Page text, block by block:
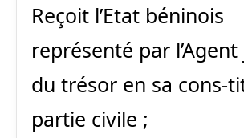
Reçoit l’Etat béninois
représenté par
du trésor en sa cons-
partie civile ;